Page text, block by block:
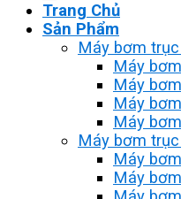
Trang Chủ
Sản Phẩm
Máy bơm
Máy
Máy
Máy
Máy
Máy bơm
Máy
Máy